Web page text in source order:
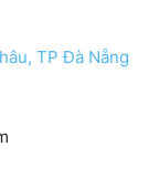
TP Đà Nẵng